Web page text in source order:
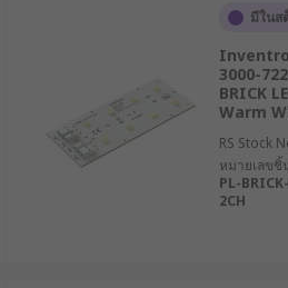
มีในส
3000-
BRICK
Warm
RS Stock
หมายเลขชิ้
PL-
2CH